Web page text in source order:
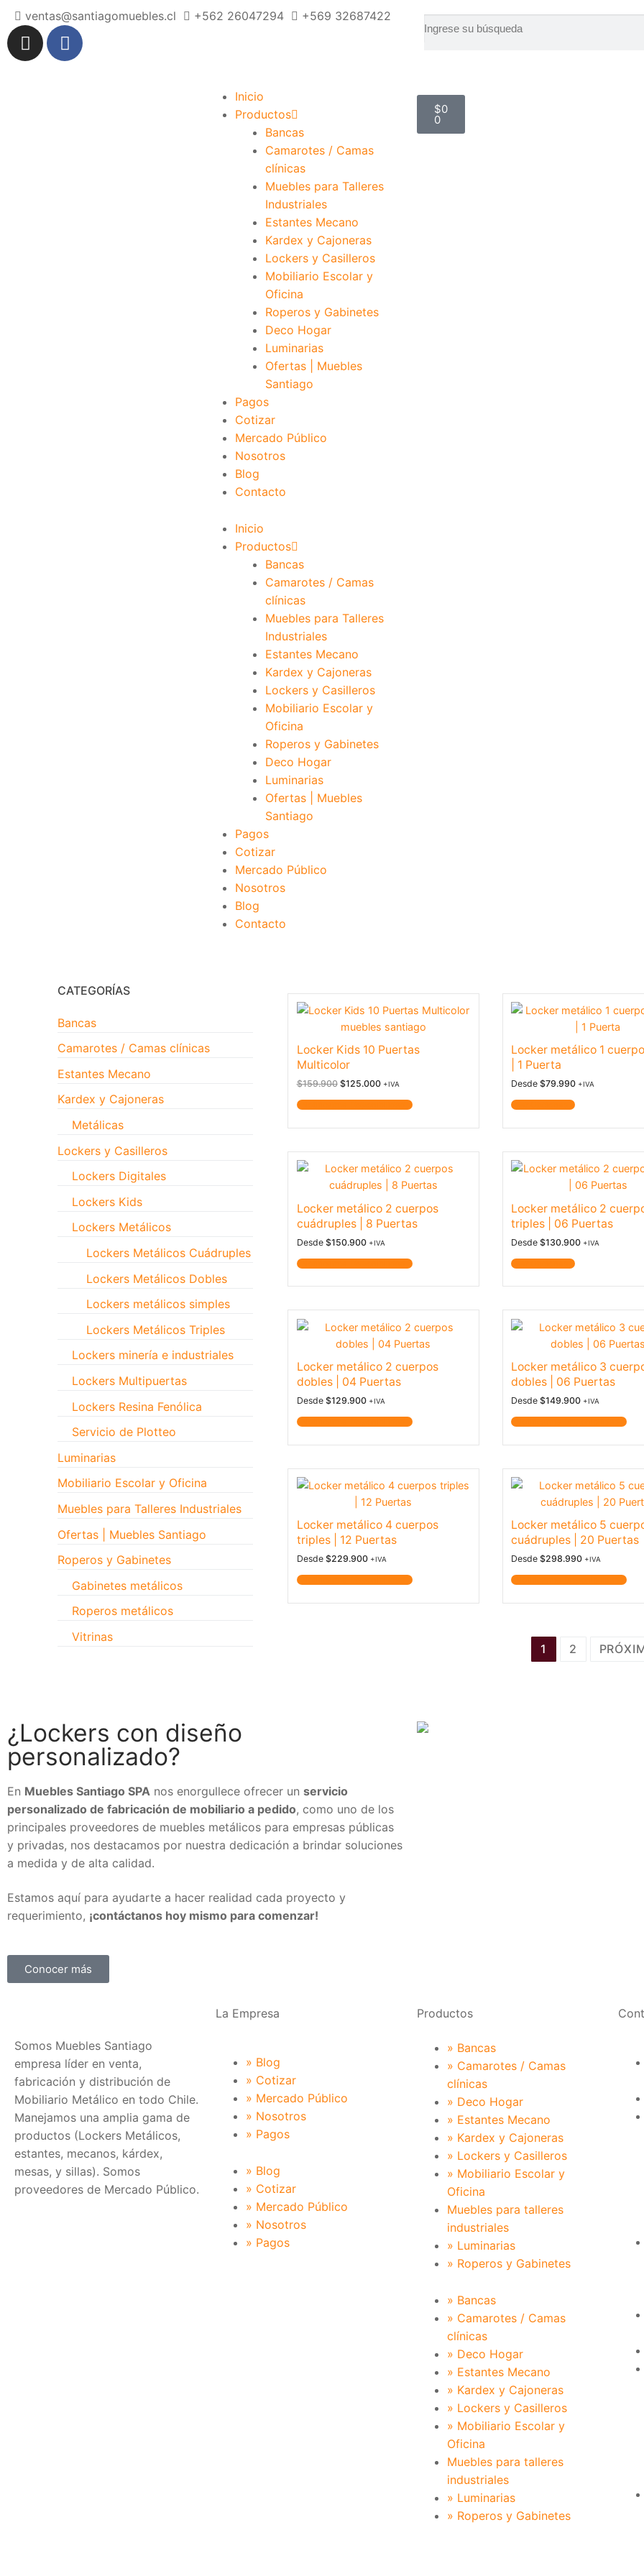
ventas@santiagomuebles.cl +562 26047294 +569 32687422
Inicio
Productos
Bancas
Camarotes / Camas
clínicas
Muebles para Talleres
Industriales
Estantes Mecano
Kardex y Cajoneras
Lockers y Casilleros
Mobiliario Escolar y
Oficina
Roperos y Gabinetes
Deco Hogar
Luminarias
Ofertas | Muebles
Santiago
Pagos
Cotizar
Mercado Público
Nosotros
Blog
Contacto
Inicio
Productos
Bancas
Camarotes / Camas
clínicas
Muebles para Talleres
Industriales
Estantes Mecano
Kardex y Cajoneras
Lockers y Casilleros
Mobiliario Escolar y
Oficina
Roperos y Gabinetes
Deco Hogar
Luminarias
Ofertas | Muebles
Santiago
Pagos
Cotizar
Mercado Público
Nosotros
Blog
Contacto
$0
0
Locker Kids 10 Puertas
Multicolor
$159.900 $125.000 +IVA
Locker metálico 1
| 1 Puerta
Desde$79.990 +IVA
Locker metálico 2 cuerpos
cuádruples | 8 Puertas
Desde $150.900 +IVA
Locker metálico 2
triples | 06 Puertas
Desde$130.900 +IVA
Locker metálico 2 cuerpos
dobles | 04 Puertas
Desde $129.900 +IVA
Locker metálico 3
dobles | 06 Puertas
Desde$149.900 +IVA
Locker metálico 4 cuerpos
triples | 12 Puertas
Desde $229.900 +IVA
Locker metálico 5
cuádruples | 20 Puertas
Desde$298.990 +IVA
1 2
CATEGORÍAS
Bancas
Camarotes / Camas clínicas
Estantes Mecano
Kardex y Cajoneras
Metálicas
Lockers y Casilleros
Lockers Digitales
Lockers Kids
Lockers Metálicos
Lockers Metálicos Cuádruples
Lockers Metálicos Dobles
Lockers metálicos simples
Lockers Metálicos Triples
Lockers minería e industriales
Lockers Multipuertas
Lockers Resina Fenólica
Servicio de Plotteo
Luminarias
Mobiliario Escolar y Oficina
Muebles para Talleres Industriales
Ofertas | Muebles Santiago
Roperos y Gabinetes
Gabinetes metálicos
Roperos metálicos
Vitrinas
¿Lockers con diseño
personalizado?
En Muebles Santiago SPA nos enorgullece ofrecer un servicio
personalizado de fabricación de mobiliario a pedido, como uno de los
principales proveedores de muebles metálicos para empresas públicas
y privadas, nos destacamos por nuestra dedicación a brindar soluciones
a medida y de alta calidad.
Estamos aquí para ayudarte a hacer realidad cada proyecto y
requerimiento, ¡contáctanos hoy mismo para comenzar!
Conocer más
Somos Muebles Santiago
empresa líder en venta,
fabricación y distribución de
Mobiliario Metálico en todo Chile.
Manejamos una amplia gama de
productos (Lockers Metálicos,
estantes, mecanos, kárdex,
mesas, y sillas). Somos
proveedores de Mercado Público.
La Empresa
» Blog
» Cotizar
» Mercado Público
» Nosotros
» Pagos
» Blog
» Cotizar
» Mercado Público
» Nosotros
» Pagos
Productos
» Bancas
» Camarotes / Camas
clínicas
» Deco Hogar
» Estantes Mecano
» Kardex y Cajoneras
» Lockers y Casilleros
» Mobiliario Escolar y
Oficina
Muebles para talleres
industriales
» Luminarias
» Roperos y Gabinetes
» Bancas
» Camarotes / Camas
clínicas
» Deco Hogar
» Estantes Mecano
» Kardex y Cajoneras
» Lockers y Casilleros
» Mobiliario Escolar y
Oficina
Muebles para talleres
industriales
» Luminarias
» Roperos y Gabinetes